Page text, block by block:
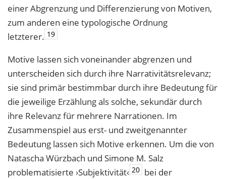
einer Abgrenzung und Differenzierung von Motiven,
zum anderen eine typologische Ordnung
letzterer. 19
Motive lassen sich voneinander abgrenzen und
unterscheiden sich durch ihre Narrativitätsrelevanz;
sie sind primär bestimmbar durch ihre Bedeutung für
die jeweilige Erzählung als solche, sekundär durch
ihre Relevanz für mehrere Narrationen. Im
Zusammenspiel aus erst- und zweitgenannter
Bedeutung lassen sich Motive erkennen. Um die von
Natascha Würzbach und Simone M. Salz
problematisierte ›Subjektivität‹ 20 bei der